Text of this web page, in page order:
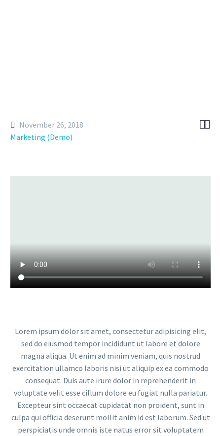

November 26, 2018
Marketing (Demo)
Lorem ipsum dolor sit amet, consectetur adipisicing elit,
sed do eiusmod tempor incididunt ut labore et dolore
magna aliqua. Ut enim ad minim veniam, quis nostrud
exercitation ullamco laboris nisi ut aliquip ex ea commodo
consequat. Duis aute irure dolor in reprehenderit in
voluptate velit esse cillum dolore eu fugiat nulla pariatur.
Excepteur sint occaecat cupidatat non proident, sunt in
culpa qui officia deserunt mollit anim id est laborum. Sed ut
perspiciatis unde omnis iste natus error sit voluptatem